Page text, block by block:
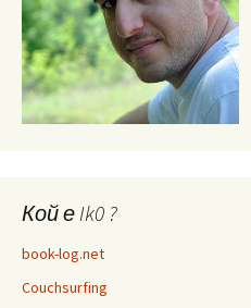
Кой е Ik0 ?
book-log.net
Couchsurfing